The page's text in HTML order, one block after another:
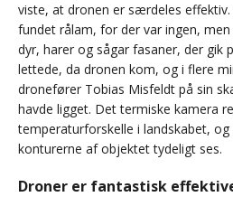
viste, at dronen er særdeles
fundet rålam, for der var ingen,
dyr, harer og sågar fasaner, der gik
lettede, da dronen kom, og i flere
dronefører Tobias Misfeldt på sin
havde ligget. Det termiske kamera
temperaturforskelle i landskabet,
konturerne af objektet tydeligt ses.
Droner er fantastisk